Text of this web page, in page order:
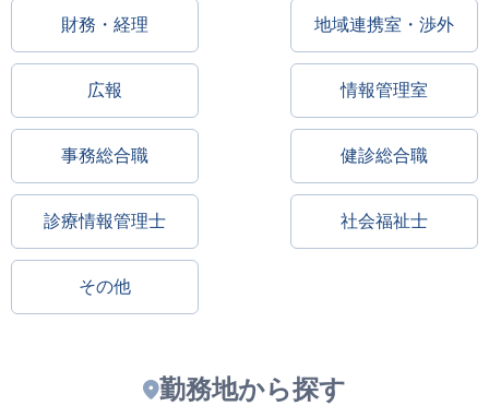
財務・経理 地域連携室・渉外
広報 情報管理室
事務総合職 健診総合職
診療情報管理士 社会福祉士
その他
勤務地から探す